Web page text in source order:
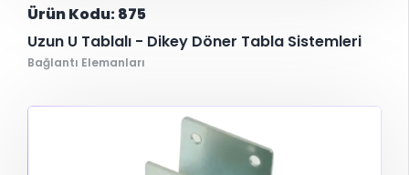
Ürün Kodu: 875
Uzun U Tablalı - Dikey Döner Tabla Sistemleri
Bağlantı Elemanları